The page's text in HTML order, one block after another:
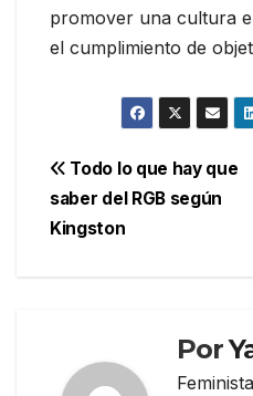
promover una cultura
el cumplimiento de
Navegación
de
Todo lo que hay que
saber del RGB según
Kingston
Por